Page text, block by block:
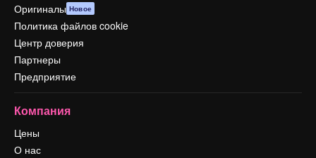
Оригиналы Новое
Политика файлов cookie
Центр доверия
Партнеры
Предприятие
Компания
Цены
О нас